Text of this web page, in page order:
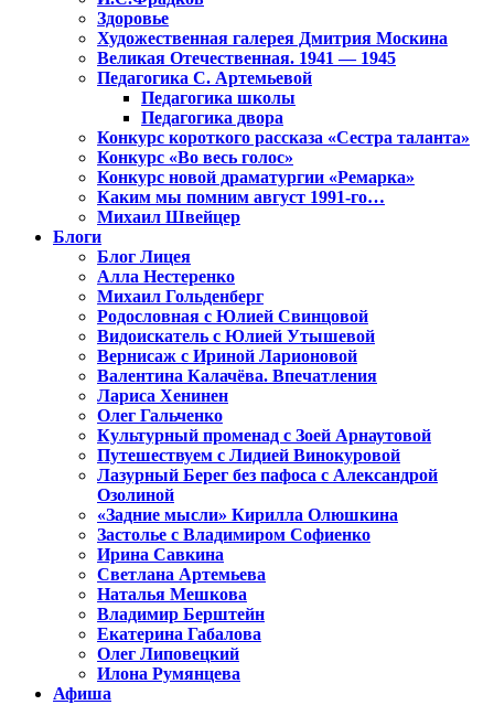
Здоровье
Художественная галерея Дмитрия Москина
Великая Отечественная. 1941 — 1945
Педагогика С. Артемьевой
Педагогика школы
Педагогика двора
Конкурс короткого рассказа «Сестра таланта»
Конкурс «Во весь голос»
Конкурс новой драматургии «Ремарка»
Каким мы помним август 1991-го…
Михаил Швейцер
Блоги
Блог Лицея
Алла Нестеренко
Михаил Гольденберг
Родословная с Юлией Свинцовой
Видоискатель с Юлией Утышевой
Вернисаж с Ириной Ларионовой
Валентина Калачёва. Впечатления
Лариса Хенинен
Олег Гальченко
Культурный променад с Зоей Арнаутовой
Путешествуем с Лидией Винокуровой
Лазурный Берег без пафоса с Александрой
Озолиной
«Задние мысли» Кирилла Олюшкина
Застолье с Владимиром Софиенко
Ирина Савкина
Светлана Артемьева
Наталья Мешкова
Владимир Берштейн
Екатерина Габалова
Олег Липовецкий
Илона Румянцева
Афиша